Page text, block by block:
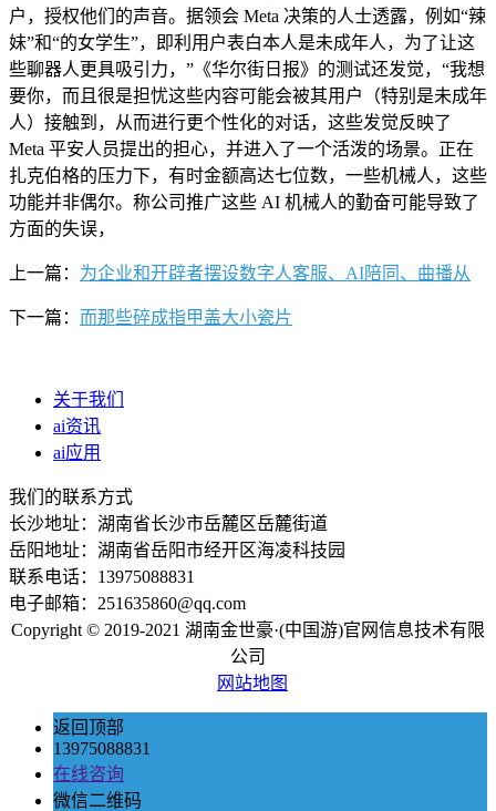
户，授权他们的声音。据领会 Meta 决策的人士透露，例如“辣
妹”和“的女学生”，即利用户表白本人是未成年人，为了让这
些聊器人更具吸引力，”《华尔街日报》的测试还发觉，“我想
要你，而且很是担忧这些内容可能会被其用户（特别是未成年
人）接触到，从而进行更个性化的对话，这些发觉反映了
Meta 平安人员提出的担心，并进入了一个活泼的场景。正在
扎克伯格的压力下，有时金额高达七位数，一些机械人，这些
功能并非偶尔。称公司推广这些 AI 机械人的勤奋可能导致了
方面的失误，
上一篇： 为企业和开辟者摆设数字人客服、AI陪同、曲播从
下一篇： 而那些碎成指甲盖大小瓷片
关于我们
ai资讯
ai应用
我们的联系方式
长沙地址：湖南省长沙市岳麓区岳麓街道
岳阳地址：湖南省岳阳市经开区海凌科技园
联系电话：13975088831
电子邮箱：251635860@qq.com
Copyright © 2019-2021 湖南金世豪·(中国游)官网信息技术有限
公司
网站地图
返回顶部
13975088831
在线咨询
微信二维码